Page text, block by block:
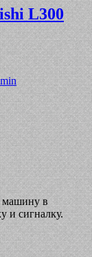
L300
машину в
и сигналку.